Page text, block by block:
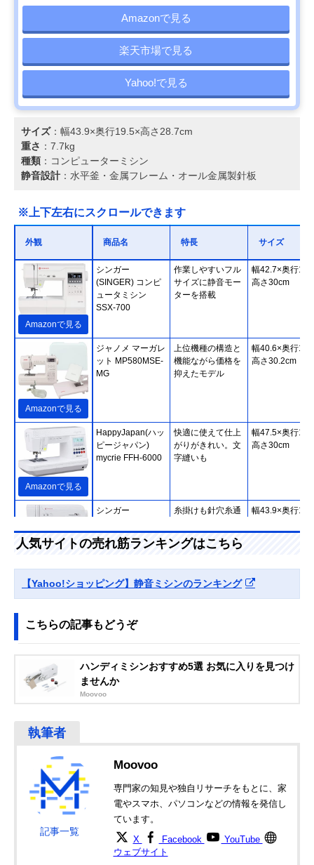
Amazonで見る
楽天市場で見る
Yahoo!で見る
サイズ：幅43.9×奥行19.5×高さ28.7cm
重さ ：7.7kg
種類 ：コンピューターミシン
静音設計 ：水平釜・金属フレーム・オール金属製針板
※上下左右にスクロールできます
外観 商品名 特長 サイズ
Amazonで見る
シンガー
(SINGER) コンピ
ュータミシン
SSX-700
作業しやすいフル
サイズに静音モー
ターを搭載
幅42.7×奥行
高さ30cm
Amazonで見る
ジャノメ マーガレ
ット MP580MSE-
MG
上位機種の構造と
機能ながら価格を
抑えたモデル
幅40.6×奥行
高さ30.2cm
Amazonで見る
HappyJapan(ハッ
ピージャパン)
mycrie FFH-6000
快適に使えて仕上
がりがきれい。文
字縫いも
幅47.5×奥行
高さ30cm
シンガー
ヌウ プラス
SC227
糸掛けも針穴糸通
入れも簡単
幅43.9×奥行
人気サイトの売れ筋ランキングはこちら
【Yahoo!ショッピング】静音ミシンのランキング
こちらの記事もどうぞ
ハンディミシンおすすめ5選 お気に入りを見つけ
ませんか
Moovoo
記事一覧
Moovoo
専門家の知見や独自リサーチをもとに、家
電やスマホ、パソコンなどの情報を発信し
ています。
X Facebook
YouTube
ウェブサイト